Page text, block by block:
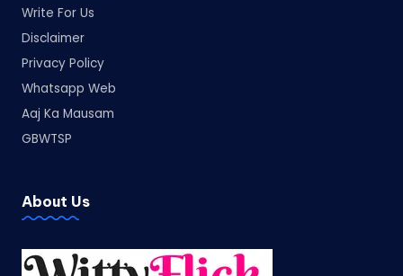
Write For Us
Disclaimer
Privacy Policy
Whatsapp Web
Aaj Ka Mausam
GBWTSP
About Us